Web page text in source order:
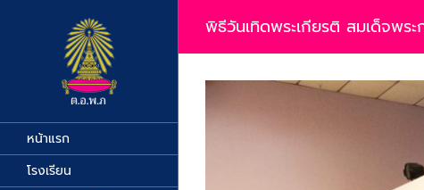
หน้าแรก
โรงเรียน
พิธีวันเทิดพระเกียรติ สมเด็จพร
View